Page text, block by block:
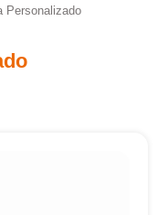
Personalizado
apenas para fins
preferências a